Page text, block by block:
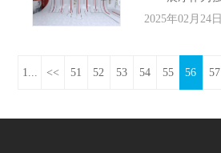
2025年02月24日
1... << 51 52 53 54 55 56 57